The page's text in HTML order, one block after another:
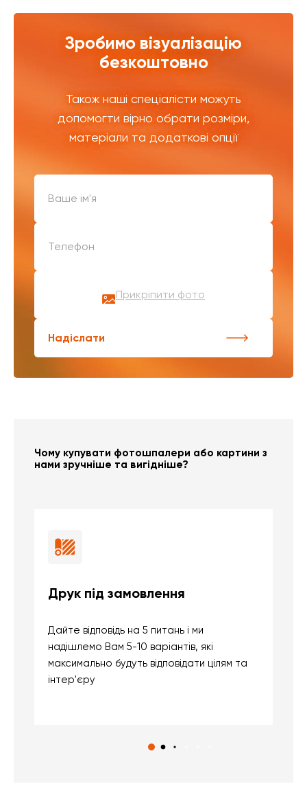
Зробимо візуалізацію
безкоштовно
Також наші спеціалісти можуть
допомогти вірно обрати розміри,
матеріали та додаткові опції
Прикріпити фото
Надіслати
Чому купувати фотошпалери або картини з
нами зручніше та вигідніше?
Друк під замовлення
Дайте відповідь на 5 питань і ми
надішлемо Вам 5-10 варіантів, які
максимально будуть відповідати цілям та
інтер'єру